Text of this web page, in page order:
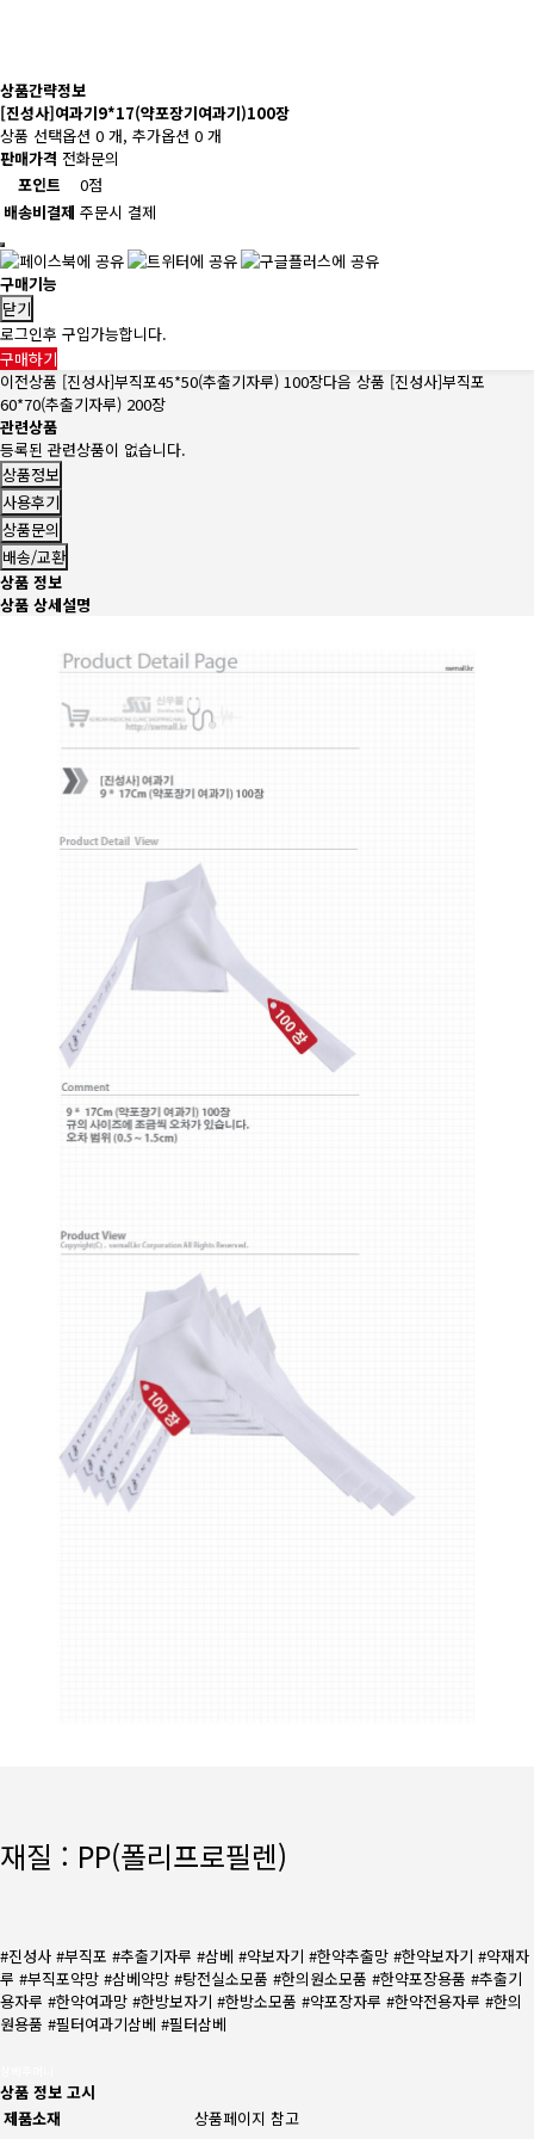
상품간략정보
[진성사]여과기9*17(약포장기여과기)100장
상품 선택옵션 0 개, 추가옵션 0 개
판매가격 전화문의
포인트
0점
배송비결제 주문시 결제
구매기능
닫기
로그인후 구입가능합니다.
구매하기
이전상품 [진성사]부직포45*50(추출기자루) 100장다음 상품 [진성사]부직포
60*70(추출기자루) 200장
관련상품
등록된 관련상품이 없습니다.
상품정보
사용후기
상품문의
배송/교환
상품 정보
상품 상세설명
재질 : PP(폴리프로필렌)
#진성사 #부직포 #추출기자루 #삼베 #약보자기 #한약추출망 #한약보자기 #약재자
루 #부직포약망 #삼베약망 #탕전실소모품 #한의원소모품 #한약포장용품 #추출기
용자루 #한약여과망 #한방보자기 #한방소모품 #약포장자루 #한약전용자루 #한의
원용품 #필터여과기삼베 #필터삼베
상품 정보 고시
제품소재
상품페이지 참고